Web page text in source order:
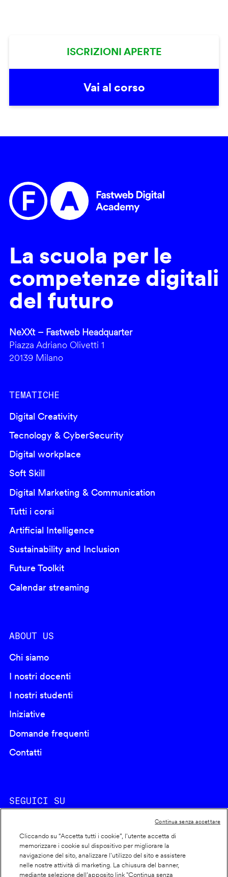
ISCRIZIONI APERTE
Vai al corso
La scuola per le
competenze digitali
del futuro
NeXXt – Fastweb Headquarter
Piazza Adriano Olivetti 1
20139 Milano
TEMATICHE
Digital Creativity
Tecnology & CyberSecurity
Digital workplace
Soft Skill
Digital Marketing & Communication
Tutti i corsi
Artificial Intelligence
Sustainability and Inclusion
Future Toolkit
Calendar streaming
ABOUT US
Chi siamo
I nostri docenti
I nostri studenti
Iniziative
Domande frequenti
Contatti
SEGUICI SU
Cookie policy
Cliccando su “Accetta tutti i cookie”, l'utente accetta di
memorizzare i cookie sul dispositivo per migliorare la
navigazione del sito, analizzare l'utilizzo del sito e assistere
nelle nostre attività di marketing. La chiusura del banner,
mediante selezione dell’apposito link "Continua senza
Continua senza accettare